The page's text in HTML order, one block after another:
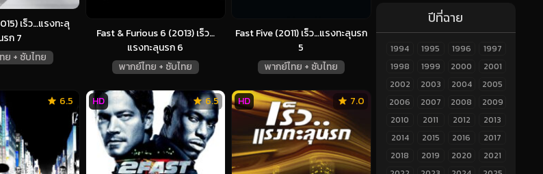
เร็ว…แรงทะลุ
รก 7
ย + ซับไทย
Fast & Furious 6 (2013) เร็ว…
แรงทะลุนรก 6
พากย์ไทย + ซับไทย
Fast Five (2011) เร็ว…แรงทะลุนรก
5
พากย์ไทย + ซับไทย
6.5 6.5
HD 7.0
HD
ปีที่ฉาย
1994 1995 1996
1997
1998
1999 2000
2001
2002
2003 2004
2005
2006
2007 2008
2009
2010
2011 2012
2013
2014
2015 2016
2017
2018
2019 2020
2021